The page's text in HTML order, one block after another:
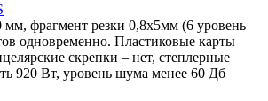
фрагмент резки 0,8х5мм (6 уровень
одновременно. Пластиковые карты –
скрепки – нет, степлерные
920 Вт, уровень шума менее 60 Дб